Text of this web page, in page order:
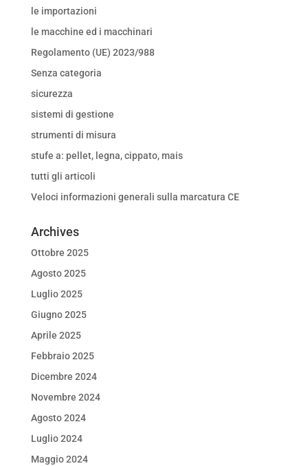
le importazioni
le macchine ed i macchinari
Regolamento (UE) 2023/988
Senza categoria
sicurezza
sistemi di gestione
strumenti di misura
stufe a: pellet, legna, cippato, mais
tutti gli articoli
Veloci informazioni generali sulla marcatura CE
Archives
Ottobre 2025
Agosto 2025
Luglio 2025
Giugno 2025
Aprile 2025
Febbraio 2025
Dicembre 2024
Novembre 2024
Agosto 2024
Luglio 2024
Maggio 2024